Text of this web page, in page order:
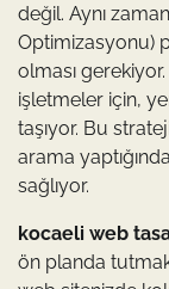
değil. Aynı
Optimizasyonu)
olması
işletmeler için,
taşıyor. Bu
arama
sağlıyor.
kocaeli web
ön planda tutmak